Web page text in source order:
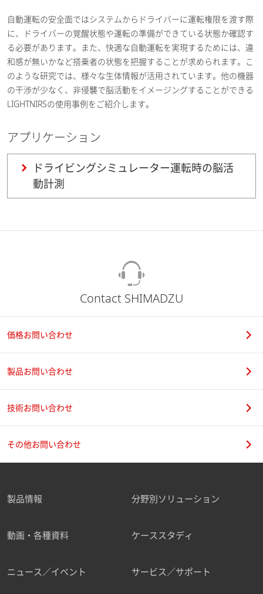
自動運転の安全面ではシステムからドライバーに運転権限を渡す際
に、ドライバーの覚醒状態や運転の準備ができている状態か確認す
る必要があります。また、快適な自動運転を実現するためには、違
和感が無いかなど搭乗者の状態を把握することが求められます。こ
のような研究では、様々な生体情報が活用されています。他の機器
の干渉が少なく、非侵襲で脳活動をイメージングすることができる
LIGHTNIRSの使用事例をご紹介します。
アプリケーション
ドライビングシミュレーター運転時の脳活
動計測
Contact SHIMADZU
価格お問い合わせ
製品お問い合わせ
技術お問い合わせ
その他お問い合わせ
製品情報 分野別ソリューション
動画・各種資料 ケーススタディ
ニュース／イベント サービス／サポート